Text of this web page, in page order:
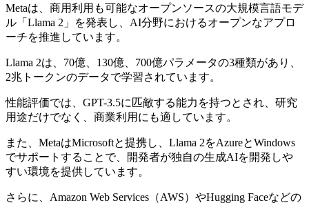
Metaは、商用利用も可能なオープンソースの大規模言語モデ
ル「Llama 2」を発表し、AI分野におけるオープンなアプロ
ーチを推進しています。
Llama 2は、70億、130億、700億パラメータの3種類があり、
2兆トークンのデータで学習されています。
性能評価では、GPT-3.5に匹敵する能力を持つとされ、研究
用途だけでなく、商業利用にも適しています。
また、MetaはMicrosoftと提携し、Llama 2をAzureとWindows
でサポートすることで、開発者が独自の生成AIを開発しや
すい環境を提供しています。
さらに、Amazon Web Services（AWS）やHugging Faceなどの